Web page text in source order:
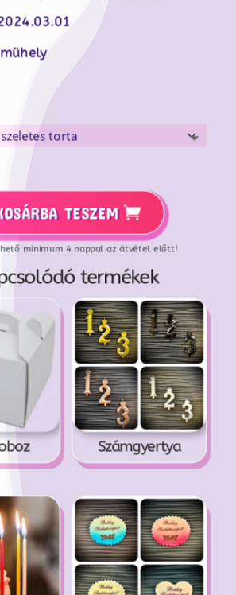
TESZEM
minimum 4 nappal az átvétel előtt!
termékek
Számgyertya